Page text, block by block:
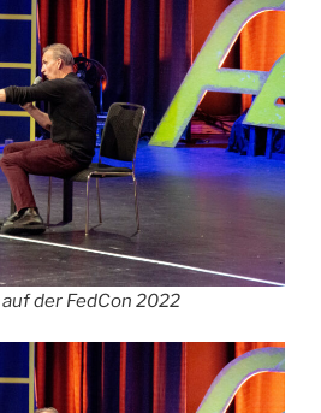
der FedCon 2022